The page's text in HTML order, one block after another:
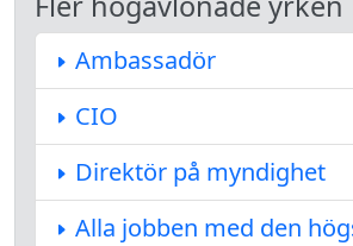
Ambassadör
CIO
Direktör på myndighet
Alla jobben med den